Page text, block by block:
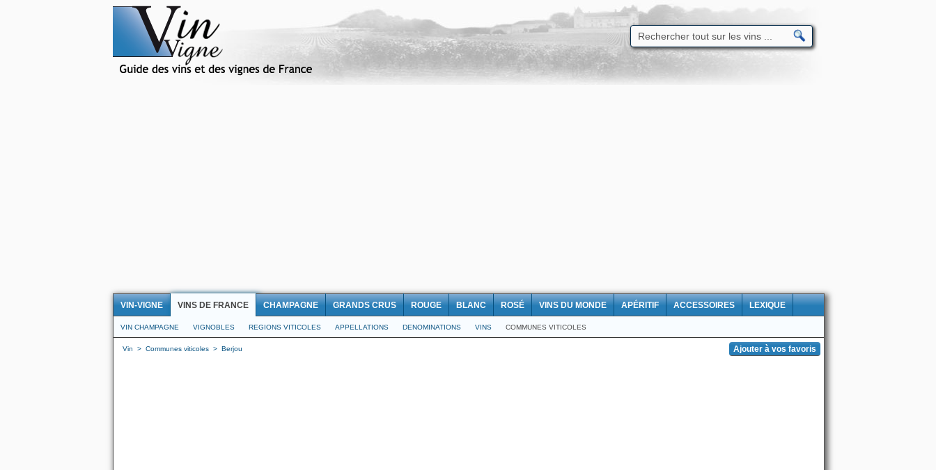
VIN-VIGNE VINS DE FRANCE CHAMPAGNE GRANDS CRUS ROUGE BLANC ROSÉ VINS DU MONDE APÉRITIF ACCESSOIRES LEXIQUE
VIN CHAMPAGNE VIGNOBLES REGIONS VITICOLES APPELLATIONS DENOMINATIONS VINS COMMUNES VITICOLES
Vin > Communes viticoles > Berjou